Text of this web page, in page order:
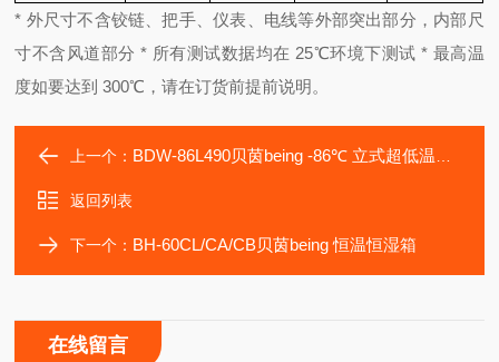
* 外尺寸不含铰链、把手、仪表、电线等外部突出部分，内部尺
寸不含风道部分 * 所有测试数据均在 25℃环境下测试 * 最高温
度如要达到 300℃ ，请在订货前提前说明。
上一个： BDW-86L490贝茵being -86℃ 立式超低温冰箱
返回列表
下一个： BH-60CL/CA/CB贝茵being 恒温恒湿箱
在线留言